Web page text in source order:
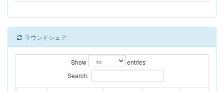
ラウンドシェア
Show
entries
Search: